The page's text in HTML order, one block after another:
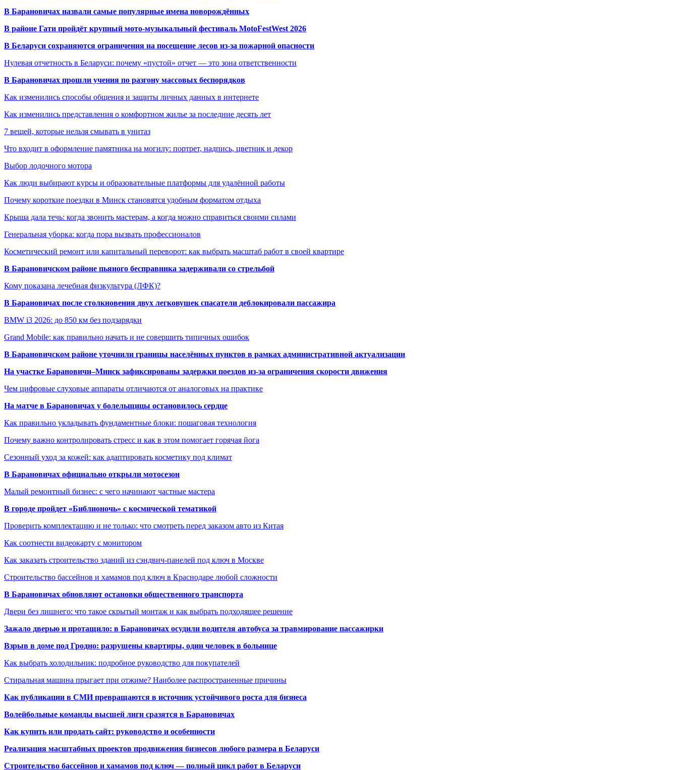
В Барановичах назвали самые популярные имена новорождённых
В районе Гати пройдёт крупный мото-музыкальный фестиваль MotoFestWest 2026
В Беларуси сохраняются ограничения на посещение лесов из-за пожарной опасности
Нулевая отчетность в Беларуси: почему «пустой» отчет — это зона ответственности
В Барановичах прошли учения по разгону массовых беспорядков
Как изменились способы общения и защиты личных данных в интернете
Как изменились представления о комфортном жилье за последние десять лет
7 вещей, которые нельзя смывать в унитаз
Что входит в оформление памятника на могилу: портрет, надпись, цветник и декор
Выбор лодочного мотора
Как люди выбирают курсы и образовательные платформы для удалённой работы
Почему короткие поездки в Минск становятся удобным форматом отдыха
Крыша дала течь: когда звонить мастерам, а когда можно справиться своими силами
Генеральная уборка: когда пора вызвать профессионалов
Косметический ремонт или капитальный переворот: как выбрать масштаб работ в своей квартире
В Барановичском районе пьяного бесправника задерживали со стрельбой
Кому показана лечебная физкультура (ЛФК)?
В Барановичах после столкновения двух легковушек спасатели деблокировали пассажира
BMW i3 2026: до 850 км без подзарядки
Grand Mobile: как правильно начать и не совершить типичных ошибок
В Барановичском районе уточнили границы населённых пунктов в рамках административной актуализации
На участке Барановичи–Минск зафиксированы задержки поездов из-за ограничения скорости движения
Чем цифровые слуховые аппараты отличаются от аналоговых на практике
На матче в Барановичах у болельщицы остановилось сердце
Как правильно укладывать фундаментные блоки: пошаговая технология
Почему важно контролировать стресс и как в этом помогает горячая йога
Сезонный уход за кожей: как адаптировать косметику под климат
В Барановичах официально открыли мотосезон
Малый ремонтный бизнес: с чего начинают частные мастера
В городе пройдет «Библионочь» с космической тематикой
Проверить комплектацию и не только: что смотреть перед заказом авто из Китая
Как соотнести видеокарту с монитором
Как заказать строительство зданий из сэндвич-панелей под ключ в Москве
Строительство бассейнов и хамамов под ключ в Краснодаре любой сложности
В Барановичах обновляют остановки общественного транспорта
Двери без лишнего: что такое скрытый монтаж и как выбрать подходящее решение
Зажало дверью и протащило: в Барановичах осудили водителя автобуса за травмирование пассажирки
Взрыв в доме под Гродно: разрушены квартиры, один человек в больнице
Как выбрать холодильник: подробное руководство для покупателей
Стиральная машина прыгает при отжиме? Наиболее распространенные причины
Как публикации в СМИ превращаются в источник устойчивого роста для бизнеса
Волейбольные команды высшей лиги сразятся в Барановичах
Как купить или продать сайт: руководство и особенности
Реализация масштабных проектов продвижения бизнесов любого размера в Беларуси
Строительство бассейнов и хамамов под ключ — полный цикл работ в Беларуси